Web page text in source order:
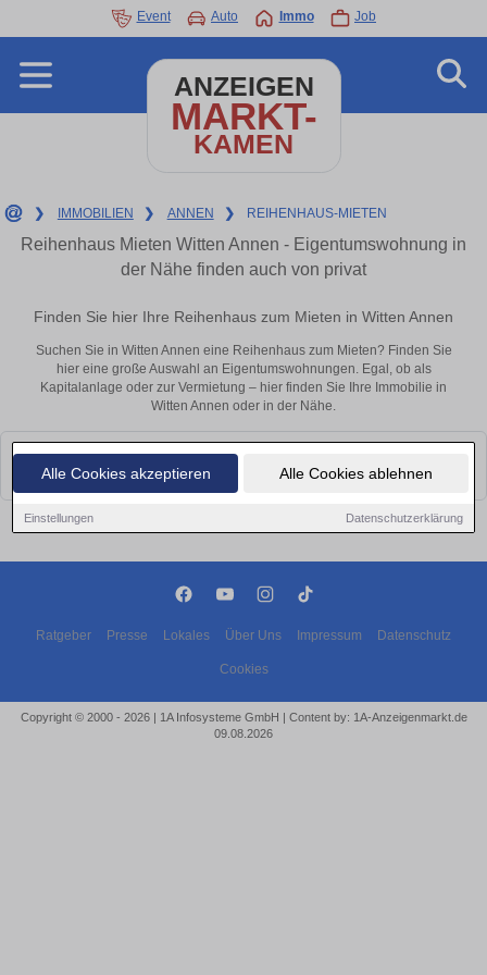
Alle Cookies akzeptieren Alle Cookies ablehnen
Einstellungen Datenschutzerklärung
Event Auto Immo Job
ANZEIGEN
MARKT-
KAMEN
❯ IMMOBILIEN ❯ ANNEN ❯ REIHENHAUS-MIETEN
Reihenhaus Mieten Witten Annen - Eigentumswohnung in
der Nähe finden auch von privat
Finden Sie hier Ihre Reihenhaus zum Mieten in Witten Annen
Suchen Sie in Witten Annen eine Reihenhaus zum Mieten? Finden Sie
hier eine große Auswahl an Eigentumswohnungen. Egal, ob als
Kapitalanlage oder zur Vermietung – hier finden Sie Ihre Immobilie in
Witten Annen oder in der Nähe.
Leider konnten wir derzeit keine passenden Objekte finden. Schauen Sie
bald wieder vorbei!
Ratgeber Presse Lokales Über Uns Impressum Datenschutz
Cookies
Copyright © 2000 - 2026 | 1A Infosysteme GmbH | Content by: 1A-Anzeigenmarkt.de
09.08.2026